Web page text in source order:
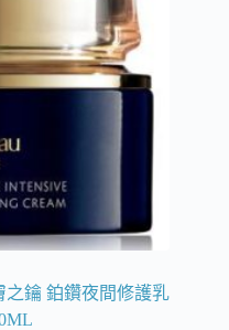
之鑰 鉑鑽夜間修護乳